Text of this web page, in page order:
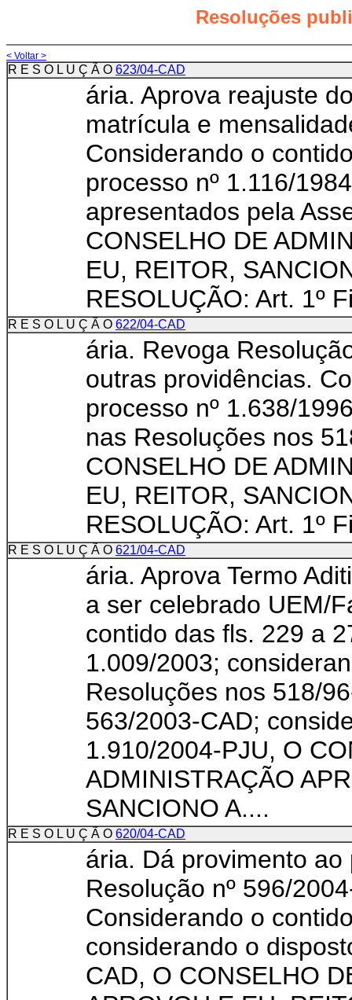
Resoluções
< Voltar >
R E S O L U Ç Ã O 623/04-CAD
ária. Aprova reajuste
matrícula e
Considerando o
processo nº 1.116/
apresentados pela
CONSELHO DE
EU, REITOR,
RESOLUÇÃO: Art. 1º
R E S O L U Ç Ã O 622/04-CAD
ária. Revoga
outras providências.
processo nº 1.638/
nas Resoluções nos
CONSELHO DE
EU, REITOR,
RESOLUÇÃO: Art. 1º
R E S O L U Ç Ã O 621/04-CAD
ária. Aprova Termo
a ser celebrado UEM/
contido das fls. 229 a
1.009/2003;
Resoluções nos 518/
563/2003-CAD;
1.910/2004-PJU, O
ADMINISTRAÇÃO
SANCIONO A....
R E S O L U Ç Ã O 620/04-CAD
ária. Dá provimento
Resolução nº 596/
Considerando o
considerando o
CAD, O CONSELHO